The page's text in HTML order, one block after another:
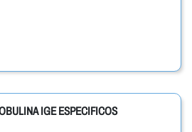
IGE ESPECIFICOS